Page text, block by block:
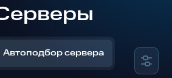
Автоподбор сервера